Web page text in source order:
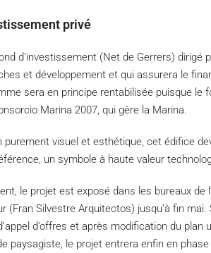
privé
d’investissement (Net de Gerrers)
et développement et qui assurera le
sera en principe rentabilisée puisque le
Marina 2007, qui gère la Marina.
purement visuel et esthétique, cet édifice
un symbole à haute valeur
le projet est exposé dans les bureaux de
(Fran Silvestre Arquitectos) jusqu’à fin mai.
d’offres et après modification du
paysagiste, le projet entrera enfin en phase